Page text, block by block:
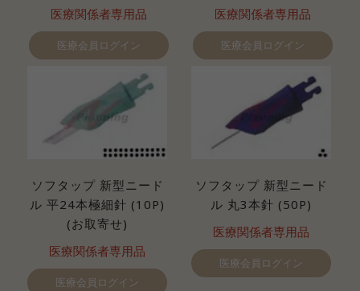
医療関係者専用品
医療会員ログイン
医療関係者専用品
医療会員ログイン
ソフタップ 新型ニード
ル 平24本極細針 (10P)
(お取寄せ)
医療関係者専用品
医療会員ログイン
ソフタップ 新型ニード
ル 丸3本針 (50P)
医療関係者専用品
医療会員ログイン